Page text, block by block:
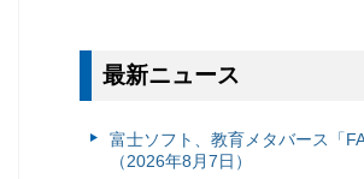
最新ニュース
富⼠ソフト、教育メタバース「
（2026年8月7日）